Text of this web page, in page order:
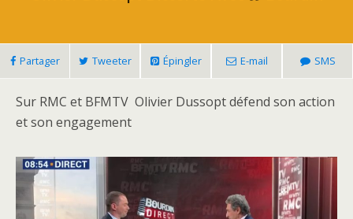
Partager Tweeter Épingler E-mail SMS
Sur RMC et BFMTV Olivier Dussopt défend son action
et son engagement